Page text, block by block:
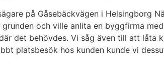
på Gåsebäckvägen i Helsingborg
och ville anlita en byggfirma
det behövdes. Vi såg även till att
platsbesök hos kunden kunde vi